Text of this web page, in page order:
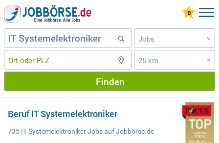
Jobs »
25 km »
Finden
Beruf IT Systemelektroniker
735 IT Systemelektroniker Jobs auf Jobbörse.de